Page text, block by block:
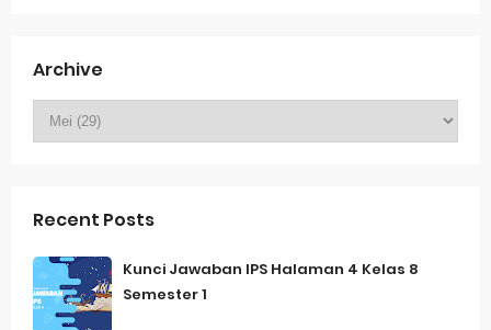
Archive
Recent Posts
Kunci Jawaban IPS Halaman 4 Kelas 8
Semester 1